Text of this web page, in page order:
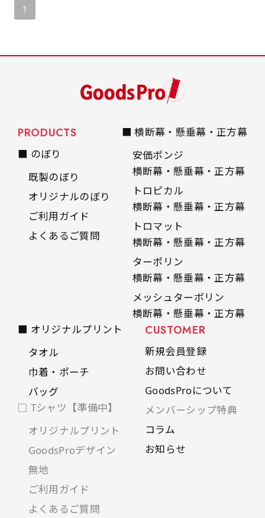
1
PRODUCTS
■ のぼり
既製のぼり
オリジナルのぼり
ご利用ガイド
よくあるご質問
■ 横断幕・懸垂幕・正方幕
安価ポンジ
横断幕・懸垂幕・正方幕
トロピカル
横断幕・懸垂幕・正方幕
トロマット
横断幕・懸垂幕・正方幕
ターポリン
横断幕・懸垂幕・正方幕
メッシュターポリン
横断幕・懸垂幕・正方幕
■ オリジナルプリント
タオル
巾着・ポーチ
バッグ
□ Tシャツ【準備中】
オリジナルプリント
GoodsProデザイン
無地
ご利用ガイド
よくあるご質問
CUSTOMER
新規会員登録
お問い合わせ
GoodsProについて
メンバーシップ特典
コラム
お知らせ